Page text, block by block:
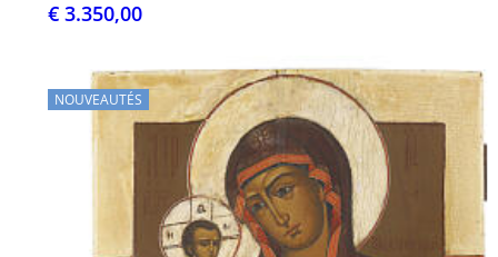
€ 3.350,00
NOUVEAUTÉS